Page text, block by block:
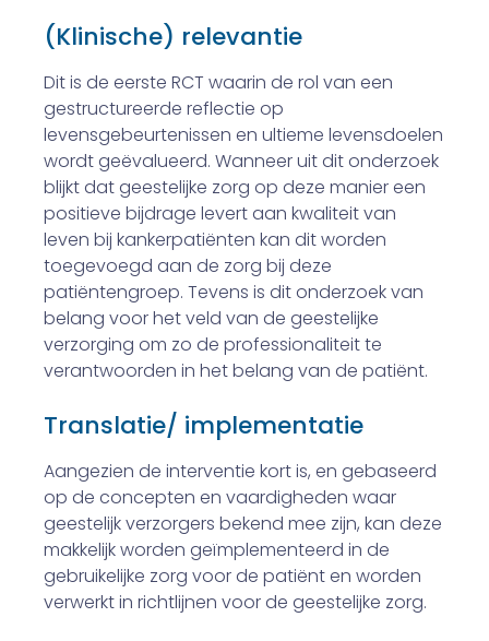
(Klinische) relevantie
Dit is de eerste RCT waarin de rol van een
gestructureerde reflectie op
levensgebeurtenissen en ultieme levensdoelen
wordt geëvalueerd. Wanneer uit dit onderzoek
blijkt dat geestelijke zorg op deze manier een
positieve bijdrage levert aan kwaliteit van
leven bij kankerpatiënten kan dit worden
toegevoegd aan de zorg bij deze
patiëntengroep. Tevens is dit onderzoek van
belang voor het veld van de geestelijke
verzorging om zo de professionaliteit te
verantwoorden in het belang van de patiënt.
Translatie/ implementatie
Aangezien de interventie kort is, en gebaseerd
op de concepten en vaardigheden waar
geestelijk verzorgers bekend mee zijn, kan deze
makkelijk worden geïmplementeerd in de
gebruikelijke zorg voor de patiënt en worden
verwerkt in richtlijnen voor de geestelijke zorg.